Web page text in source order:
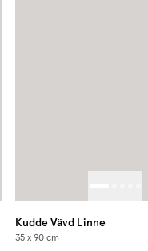
Kudde Vävd Linne
35 x 90 cm